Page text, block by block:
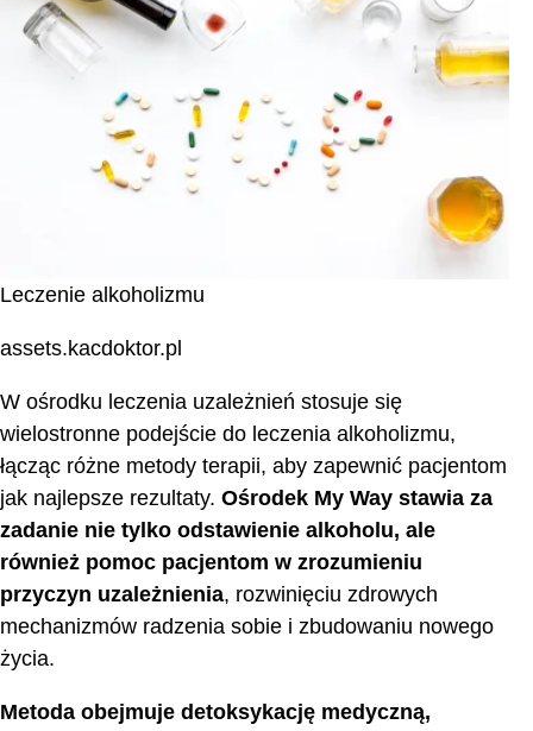
Leczenie alkoholizmu
assets.kacdoktor.pl
W ośrodku leczenia uzależnień stosuje się
wielostronne podejście do leczenia alkoholizmu,
łącząc różne metody terapii, aby zapewnić pacjentom
jak najlepsze rezultaty. Ośrodek My Way stawia za
zadanie nie tylko odstawienie alkoholu, ale
również pomoc pacjentom w zrozumieniu
przyczyn uzależnienia, rozwinięciu zdrowych
mechanizmów radzenia sobie i zbudowaniu nowego
życia.
Metoda obejmuje detoksykację medyczną,